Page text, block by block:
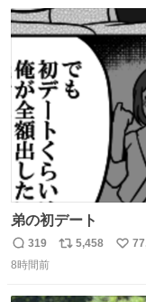
ト
数
数
弟の初デート
返
信
319
リ
5,458
い
8時間前